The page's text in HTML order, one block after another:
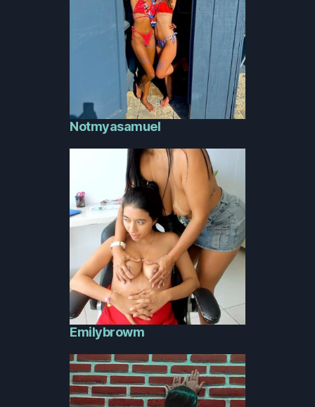
Notmyasamuel
Emilybrowm